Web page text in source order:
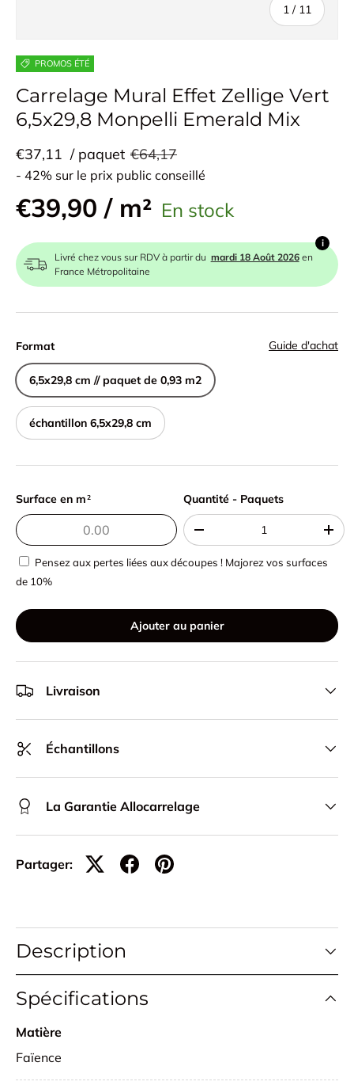
1 / de
11
PROMOS ÉTÉ
Carrelage Mural Effet Zellige Vert
6,5x29,8 Monpelli Emerald Mix
€37,11 / paquet €64,17
- 42% sur le prix public conseillé
€39,90 / m² En stock
Livré chez vous sur RDV à partir du mardi 18 Août 2026en
France Métropolitaine
i
Format Guide d'achat
6,5x29,8 cm // paquet de 0,93 m2
échantillon 6,5x29,8 cm
Surface en m 2 Quantité - Paquets
Quantité - Paquets
- +
Pensez aux pertes liées aux découpes ! Majorez vos surfaces
de 10%
Ajouter au panier
Livraison
Échantillons
La Garantie Allocarrelage
Partager:
Description
Spécifications
Matière
Faïence